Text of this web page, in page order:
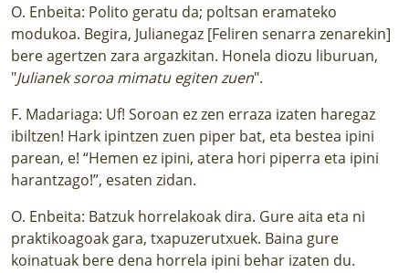
O. Enbeita: Polito geratu da; poltsan eramateko
modukoa. Begira, Julianegaz [Feliren senarra zenarekin]
bere agertzen zara argazkitan. Honela diozu liburuan,
"Julianek soroa mimatu egiten zuen".
F. Madariaga: Uf! Soroan ez zen erraza izaten haregaz
ibiltzen! Hark ipintzen zuen piper bat, eta bestea ipini
parean, e! “Hemen ez ipini, atera hori piperra eta ipini
harantzago!”, esaten zidan.
O. Enbeita: Batzuk horrelakoak dira. Gure aita eta ni
praktikoagoak gara, txapuzerutxuek. Baina gure
koinatuak bere dena horrela ipini behar izaten du.